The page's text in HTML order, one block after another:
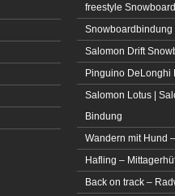
freestyle Snowboard
Snowboardbindung
Salomon Drift
Pinguino DeLonghi
Salomon Lotus |
Bindung
Wandern mit Hund
Hafling –
Back on track –